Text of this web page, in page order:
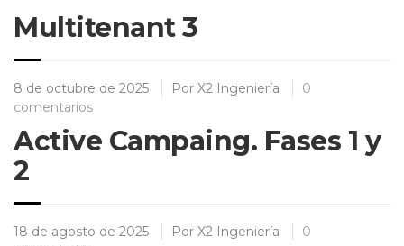
Multitenant 3
8 de octubre de 2025 Por X2 Ingeniería
0
comentarios
Active Campaing. Fases 1 y
2
18 de agosto de 2025 Por X2 Ingeniería
0